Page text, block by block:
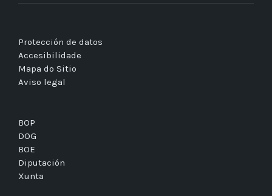
Protección de datos
Accesibilidade
Mapa do Sitio
Aviso legal
BOP
DOG
BOE
Diputación
Xunta